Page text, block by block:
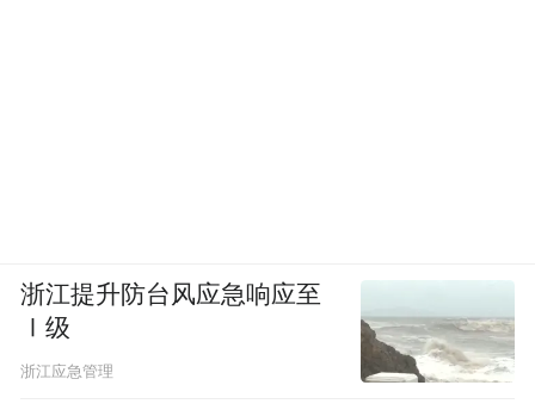
浙江提升防台风应急响应至
Ⅰ级
浙江应急管理